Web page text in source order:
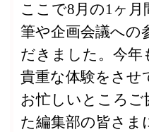
ここで8月の1ヶ
筆や企画会議への
だきました。今年
貴重な体験をさせ
お忙しいところご
た編集部の皆さま